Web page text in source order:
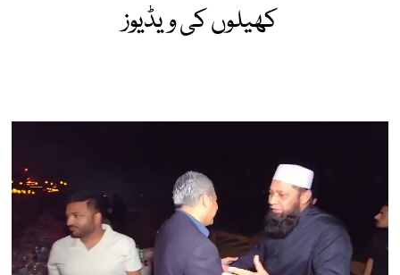
کھیلوں کی ویڈیوز